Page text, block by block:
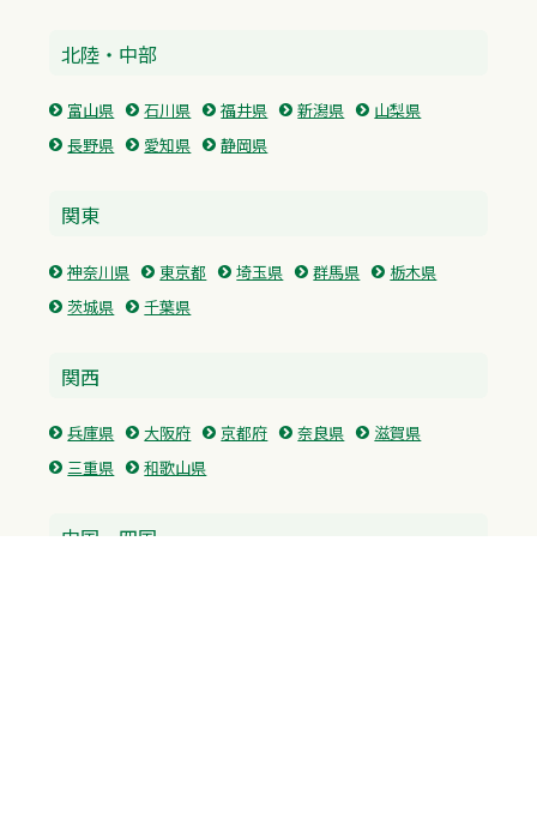
北陸・中部
富山県 石川県 福井県 新潟県
山梨県
長野県
愛知県 静岡県
関東
神奈川県 東京都 埼玉県 群馬県
栃木県
茨城県
千葉県
関西
兵庫県 大阪府 京都府 奈良県
滋賀県
三重県
和歌山県
中国・四国